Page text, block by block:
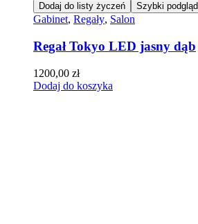
Dodaj do listy życzeń Szybki podgląd
Gabinet, Regały, Salon
Regał Tokyo LED jasny dąb
1200,00 zł
Dodaj do koszyka